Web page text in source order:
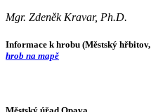
Mgr. Zdeněk Kravar, Ph.D.
Informace k hrobu (Městský hřbitov,
hrob na mapě